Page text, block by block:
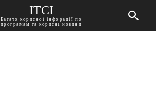
ITCI
Багато корисної інфорації по
програмам та корисні новини